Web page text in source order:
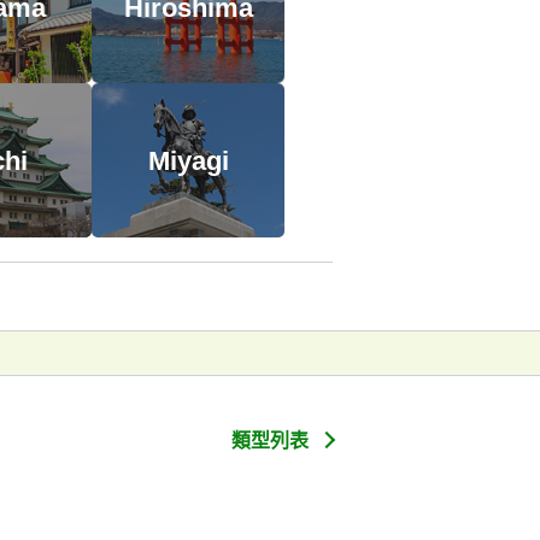
Hiroshima
Miyagi
類型列表